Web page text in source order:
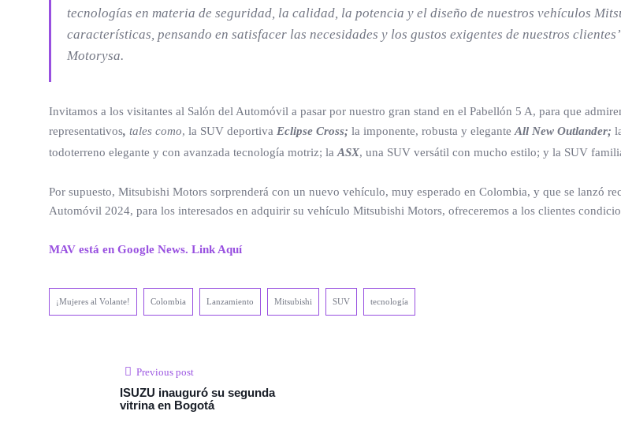
tecnologías en materia de seguridad, la calidad, la potencia y el diseño de nuestros vehículos
características, pensando en satisfacer las necesidades y los gustos exigentes de nuestros
Motorysa.
Invitamos a los visitantes al Salón del Automóvil a pasar por nuestro gran stand en el Pabellón 5 A, para que
representativos, tales como, la SUV deportiva Eclipse Cross; la imponente, robusta y elegante All New Outlander;
todoterreno elegante y con avanzada tecnología motriz; la ASX, una SUV versátil con mucho estilo; y la SUV
Por supuesto, Mitsubishi Motors sorprenderá con un nuevo vehículo, muy esperado en Colombia, y que se lanzó
Automóvil 2024, para los interesados en adquirir su vehículo Mitsubishi Motors, ofreceremos a los clientes
MAV está en Google News. Link Aquí
¡Mujeres al Volante! Colombia Lanzamiento Mitsubishi SUV tecnología
Previous post
ISUZU inauguró su segunda
vitrina en Bogotá